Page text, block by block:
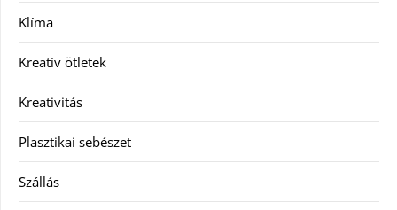
Klíma
Kreatív ötletek
Kreativitás
Plasztikai sebészet
Szállás